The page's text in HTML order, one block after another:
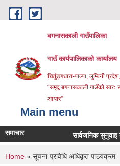
Skip to main content
बगनासकाली गाउँपालिका
गाउँ कार्यपालिकाको कार्यालय
चिर्तुङ्गधारा-पाल्पा, लुम्बिनी
“समृद्व बगनासकाली गाउँको सारः
आधार”
Main menu
समाचार सार्वजनिक सुनुवाइ
You are here
Home » सूचना प्रविधि अधिकृत पाठयक्रम